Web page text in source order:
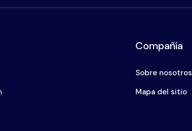
Compañía
Sobre nosotros
Mapa del sitio